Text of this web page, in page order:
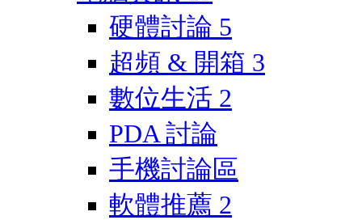
硬體討論 5
超頻 & 開箱 3
數位生活 2
PDA 討論
手機討論區
軟體推薦 2